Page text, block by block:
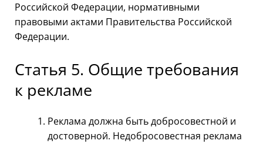
Российской Федерации, нормативными
правовыми актами Правительства Российской
Федерации.
Статья 5. Общие требования
к рекламе
Реклама должна быть добросовестной и
достоверной. Недобросовестная реклама